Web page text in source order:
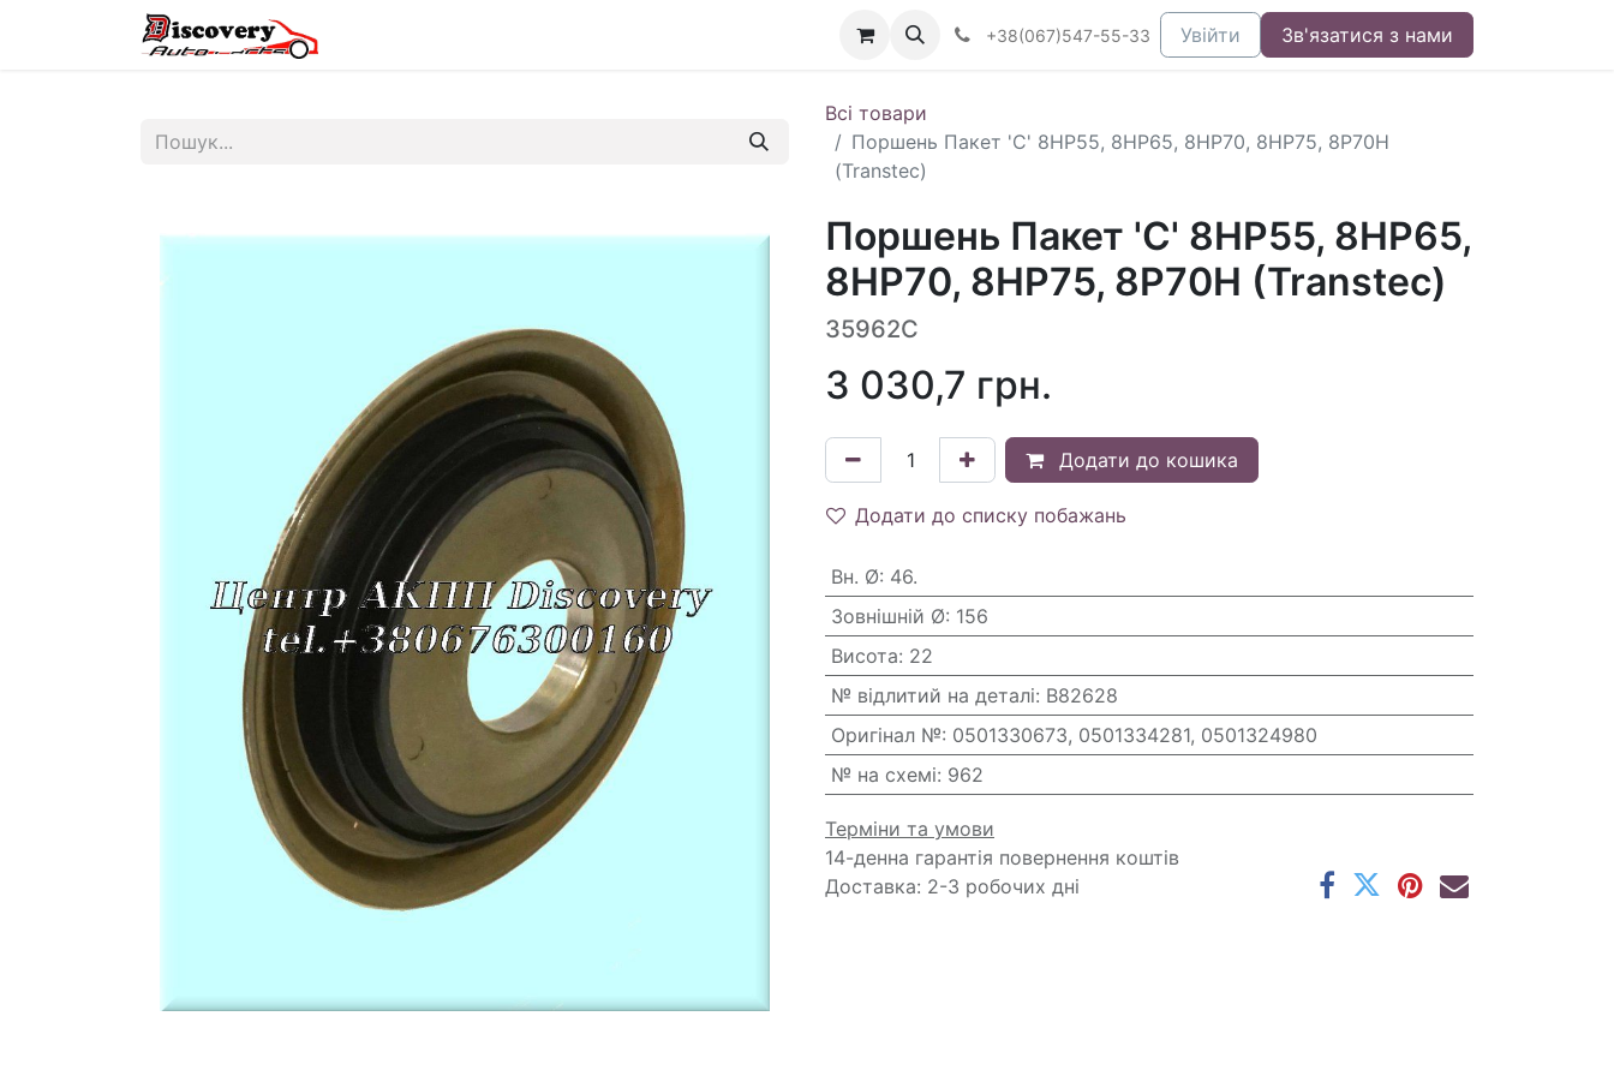
+38(067)547-55-33 Увійти Зв'язатися з нами
Всі товари
Поршень Пакет 'C' 8HP55, 8HP65, 8HP70, 8HP75, 8P70H
(Transtec)
Поршень Пакет 'C' 8HP55, 8HP65,
8HP70, 8HP75, 8P70H (Transtec)
35962C
3 030,7 грн.
Додати до кошика
Додати до списку побажань
Вн. Ø: 46.
Зовнішній Ø: 156
Висота: 22
№ відлитий на деталі: B82628
Оригінал №: 0501330673, 0501334281, 0501324980
№ на схемі: 962
Терміни та умови
14-денна гарантія повернення коштів
Доставка: 2-3 робочих дні